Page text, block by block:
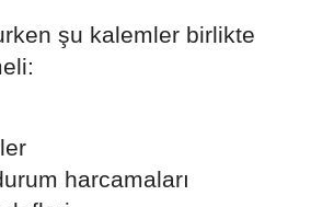
şu kalemler birlikte
harcamaları